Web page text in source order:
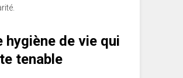
hygiène de vie qui
tenable